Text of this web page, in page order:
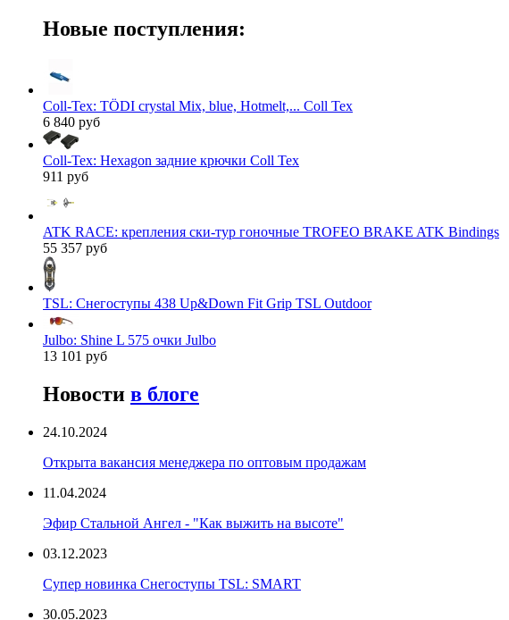
Новые поступления:
Coll-Tex: TÖDI crystal Mix, blue, Hotmelt,... Coll Tex
6 840 руб
Coll-Tex: Hexagon задние крючки Coll Tex
911 руб
ATK RACE: крепления ски-тур гоночные TROFEO BRAKE ATK Bindings
55 357 руб
TSL: Снегоступы 438 Up&Down Fit Grip TSL Outdoor
Julbo: Shine L 575 очки Julbo
13 101 руб
Новости в блоге
24.10.2024
Открыта вакансия менеджера по оптовым продажам
11.04.2024
Эфир Стальной Ангел - "Как выжить на высоте"
03.12.2023
Супер новинка Снегоступы TSL: SMART
30.05.2023